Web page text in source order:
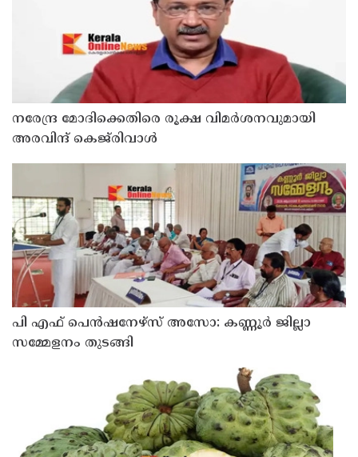
നരേന്ദ്ര മോദിക്കെതിരെ രൂക്ഷ വിമർശനവുമായി
അരവിന്ദ് കെജ്‌രിവാൾ
പി എഫ് പെൻഷനേഴ്സ് അസോ: കണ്ണൂർ ജില്ലാ
സമ്മേളനം തുടങ്ങി